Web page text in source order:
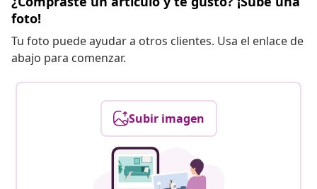
foto!
Tu foto puede ayudar a otros clientes. Usa el enlace de
abajo para comenzar.
Subir imagen